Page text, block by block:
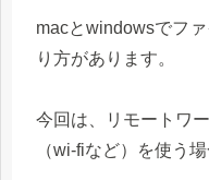
macとwindowsでフ
り方があります。
今回は、リモートワ
（wi-fiなど）を使う